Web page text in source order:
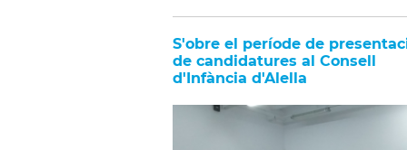
S'obre el període de
de candidatures al Consell
d'Infància d'Alella